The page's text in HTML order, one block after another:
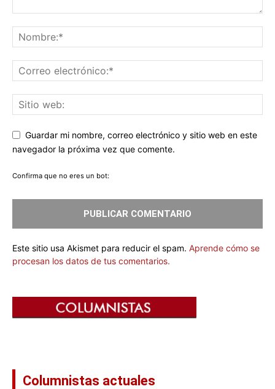
Guardar mi nombre, correo electrónico y sitio web en este
navegador la próxima vez que comente.
Confirma que no eres un bot:
Este sitio usa Akismet para reducir el spam. Aprende cómo se
procesan los datos de tus comentarios.
Columnistas actuales